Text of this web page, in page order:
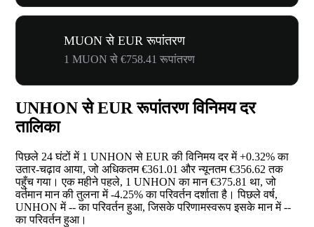
MUON से EUR रूपांतरण
1 MUON से €758.41 रूपांतरण
UNHON से EUR रूपांतरण विनिमय दर
तालिका
पिछले 24 घंटों में 1 UNHON से EUR की विनिमय दर में+0.32%का
उतार-चढ़ाव आया, जो अधिकतम €361.01 और न्यूनतम €356.62 तक
पहुँच गया। एक महीने पहले, 1 UNHON का मान €375.81 था, जो
वर्तमान मान की तुलना में-4.25%का परिवर्तन दर्शाता है। पिछले वर्ष,
UNHON में--का परिवर्तन हुआ, जिसके परिणामस्वरूप इसके मान में--
का परिवर्तन हुआ।